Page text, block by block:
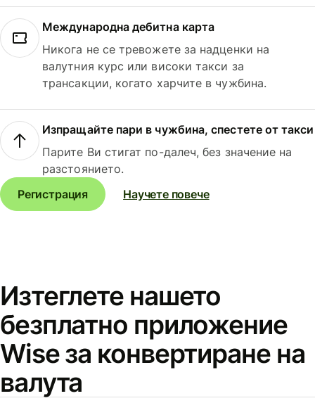
Международна дебитна карта
Никога не се тревожете за надценки на
валутния курс или високи такси за
трансакции, когато харчите в чужбина.
Изпращайте пари в чужбина, спестете от такси
Парите Ви стигат по-далеч, без значение на
разстоянието.
Регистрация
Научете повече
Изтеглете нашето
безплатно приложение
Wise за конвертиране на
валута